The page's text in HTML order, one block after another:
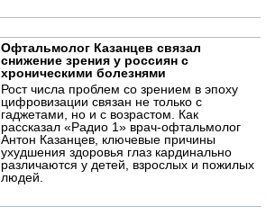
Офтальмолог Казанцев связал
снижение зрения у россиян с
хроническими болезнями
Рост числа проблем со зрением в эпоху
цифровизации связан не только с
гаджетами, но и с возрастом. Как
рассказал «Радио 1» врач-офтальмолог
Антон Казанцев, ключевые причины
ухудшения здоровья глаз кардинально
различаются у детей, взрослых и пожилых
людей.